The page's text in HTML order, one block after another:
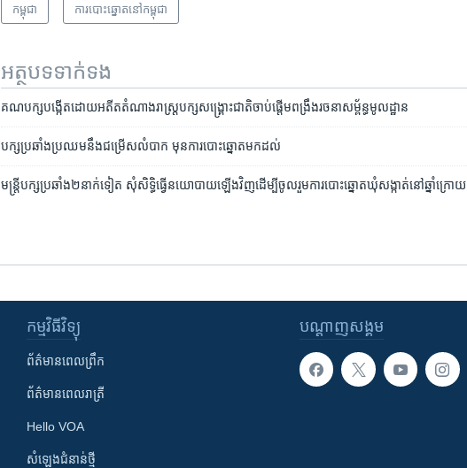
កម្ពុជា ​ការ​បោះឆ្នោត​​នៅ​កម្ពុជា
អត្ថបទ​ទាក់ទង
គណបក្ស​បង្កើត​ដោយ​អតីត​​តំណាង​រាស្រ្ត​​បក្ស​សង្រ្គោះ​ជាតិ​ចាប់​ផ្តើម​ពង្រឹង​រចនា​សម្ព័ន្ធ​មូលដ្ឋាន
បក្ស​ប្រឆាំង​ប្រឈម​នឹង​ជម្រើស​លំបាក មុន​ការ​បោះ​ឆ្នោត​មក​ដល់
មន្ត្រី​បក្ស​ប្រឆាំង​២នាក់​ទៀត សុំ​សិទ្ធិ​ធ្វើ​នយោបាយ​ឡើងវិញ​ដើម្បី​ចូលរួម​ការបោះឆ្នោត​ឃុំ​សង្កាត់​នៅ​ឆ្នាំ​ក្រោយ
បណ្តាញ​សង្គម
កម្មវិធី​វិទ្យុ
ព័ត៌មាន​ពេល​ព្រឹក
ព័ត៌មាន​​ពេល​រាត្រី
Hello VOA
សំឡេង​ជំនាន់​ថ្មី